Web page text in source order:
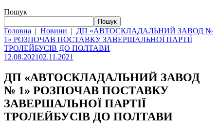
Пошук
Пошук
Головна | Новини | ДП «АВТОСКЛАДАЛЬНИЙ ЗАВОД №
1» РОЗПОЧАВ ПОСТАВКУ ЗАВЕРШАЛЬНОЇ ПАРТІЇ
ТРОЛЕЙБУСІВ ДО ПОЛТАВИ
12.08.202102.11.2021
ДП «АВТОСКЛАДАЛЬНИЙ ЗАВОД
№ 1» РОЗПОЧАВ ПОСТАВКУ
ЗАВЕРШАЛЬНОЇ ПАРТІЇ
ТРОЛЕЙБУСІВ ДО ПОЛТАВИ